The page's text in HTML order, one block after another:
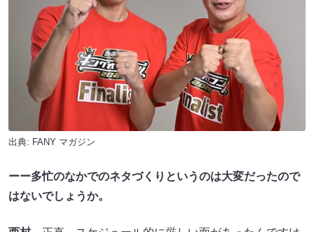
出典: FANY マガジン
ーー多忙のなかでのネタづくりというのは大変だったので
はないでしょうか。